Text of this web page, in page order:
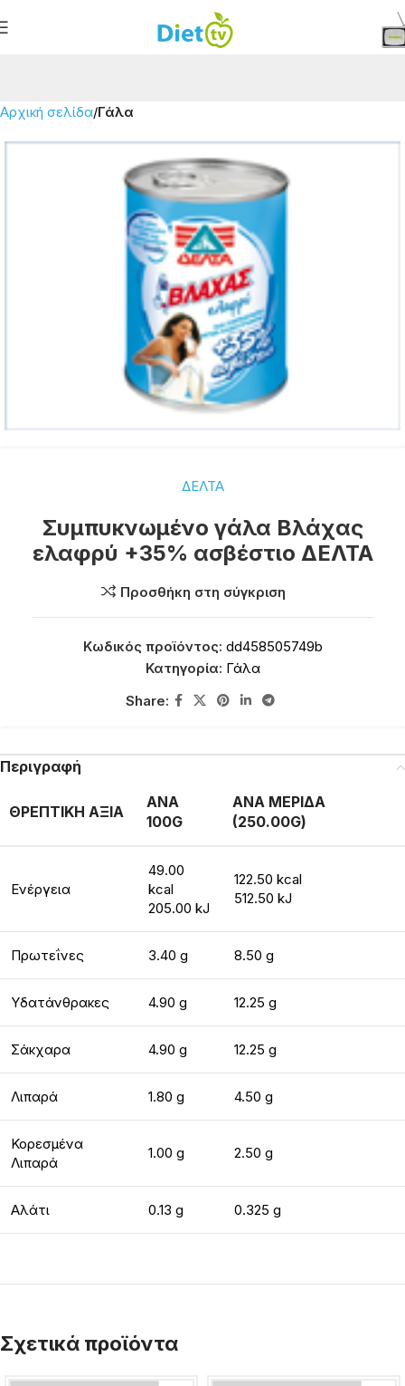
Αρχική σελίδα Γάλα
ΔΕΛΤΑ
Συμπυκνωμένο γάλα Βλάχας
ελαφρύ +35% ασβέστιο ΔΕΛΤΑ
Προσθήκη στη σύγκριση
Κωδικός προϊόντος: dd458505749b
Κατηγορία: Γάλα
Share:
Περιγραφή
ΘΡΕΠΤΙΚΗ ΑΞΙΑ
ΑΝΑ
100G
ΑΝΑ ΜΕΡΙΔΑ
(250.00G)
Ενέργεια
49.00
kcal
205.00 kJ
122.50 kcal
512.50 kJ
Πρωτεΐνες 3.40 g 8.50 g
Υδατάνθρακες 4.90 g 12.25 g
Σάκχαρα 4.90 g 12.25 g
Λιπαρά 1.80 g 4.50 g
Κορεσμένα
Λιπαρά
1.00 g 2.50 g
Αλάτι 0.13 g 0.325 g
Σχετικά προϊόντα